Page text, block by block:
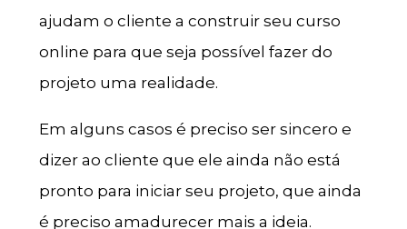
ajudam o cliente a construir seu curso
online para que seja possível fazer do
projeto uma realidade.
Em alguns casos é preciso ser sincero e
dizer ao cliente que ele ainda não está
pronto para iniciar seu projeto, que ainda
é preciso amadurecer mais a ideia.